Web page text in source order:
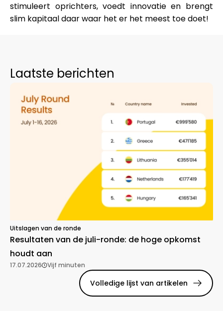
Mijn Account
ask@scrambleup.com
+372 712 2955
stimuleert oprichters, voedt innovatie en brengt
slim kapitaal daar waar het er het meest toe doet!
Laatste berichten
Uitslagen van de ronde
Resultaten van de juli-ronde: de hoge opkomst
houdt aan
17.07.2026 Vijf minuten
Volledige lijst van artikelen